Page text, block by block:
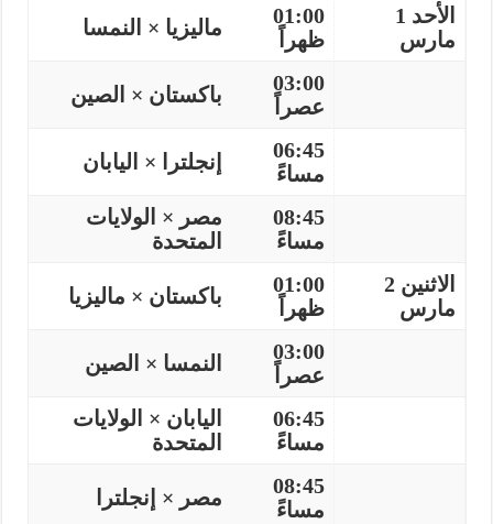
الأحد 1
مارس
01:00
ظهراً
ماليزيا × النمسا
03:00
عصراً
باكستان × الصين
06:45
مساءً
إنجلترا × اليابان
08:45
مساءً
مصر × الولايات
المتحدة
الاثنين 2
مارس
01:00
ظهراً
باكستان × ماليزيا
03:00
عصراً
النمسا × الصين
06:45
مساءً
اليابان × الولايات
المتحدة
08:45
مساءً
مصر × إنجلترا